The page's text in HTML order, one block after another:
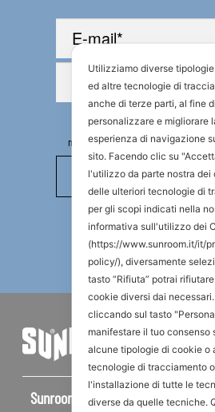
Ho preso visione dellaPrivacy policy
trattamento dei miei dati personali
newsletter di carattere divulgativo e
Sunroom S.p.A – Sede Legale
Utilizziamo diverse
ed altre tecnologie di
anche di terze parti, al fine di
personalizzare e migliorare
esperienza di navigazione
sito. Facendo clic su
l'utilizzo da parte nostra dei
delle ulteriori tecnologie di
per gli scopi indicati nella
informativa sull'utilizzo dei
(https://www.sunroom.it/it/
policy/), diversamente
tasto “Rifiuta” potrai
cookie diversi dai
cliccando sul tasto
manifestare il tuo consenso
alcune tipologie di cookie o
tecnologie di tracciamento
l'installazione di tutte le
diverse da quelle tecniche.